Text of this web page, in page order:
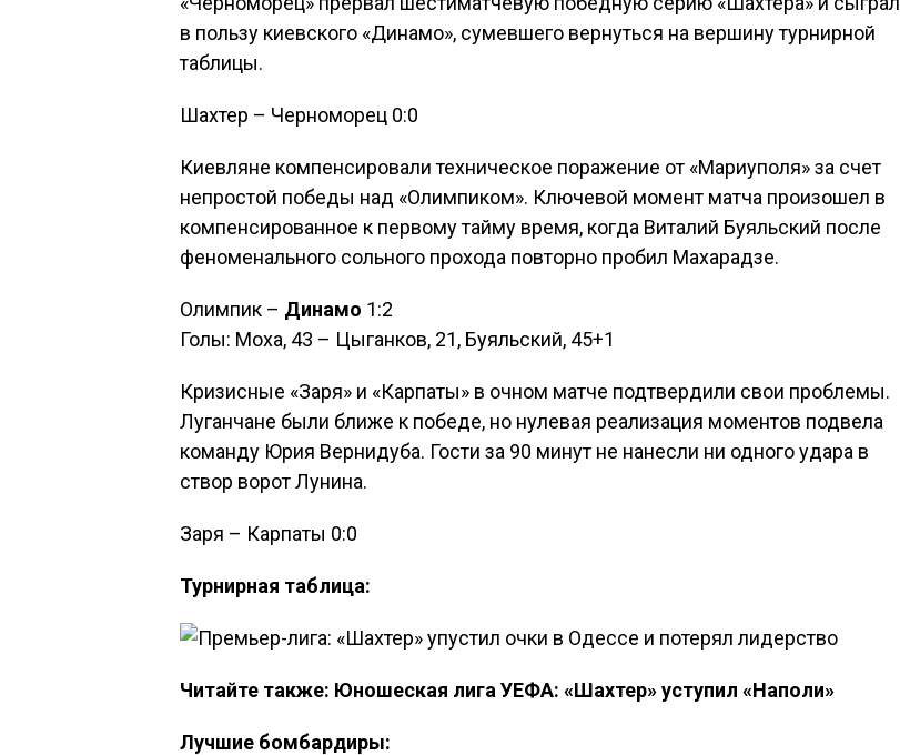
в пользу киевского «Динамо», сумевшего вернуться на вершину турнирной
таблицы.
Шахтер – Черноморец 0:0
Киевляне компенсировали техническое поражение от «Мариуполя» за счет
непростой победы над «Олимпиком». Ключевой момент матча произошел в
компенсированное к первому тайму время, когда Виталий Буяльский после
феноменального сольного прохода повторно пробил Махарадзе.
Олимпик – Динамо 1:2
Голы: Моха, 43 – Цыганков, 21, Буяльский, 45+1
Кризисные «Заря» и «Карпаты» в очном матче подтвердили свои проблемы.
Луганчане были ближе к победе, но нулевая реализация моментов подвела
команду Юрия Вернидуба. Гости за 90 минут не нанесли ни одного удара в
створ ворот Лунина.
Заря – Карпаты 0:0
Турнирная таблица:
Читайте также: Юношеская лига УЕФА: «Шахтер» уступил «Наполи»
Лучшие бомбардиры: